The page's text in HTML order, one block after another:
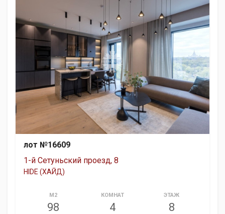
лот №16609
1-й Сетуньский проезд, 8
HIDE (ХАЙД)
М2
98
КОМНАТ
4
ЭТАЖ
8